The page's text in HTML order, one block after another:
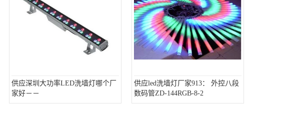
供应深圳大功率LED洗墙灯哪个厂
家好－－
供应led洗墙灯厂家913： 外控八段
数码管ZD-144RGB-8-2